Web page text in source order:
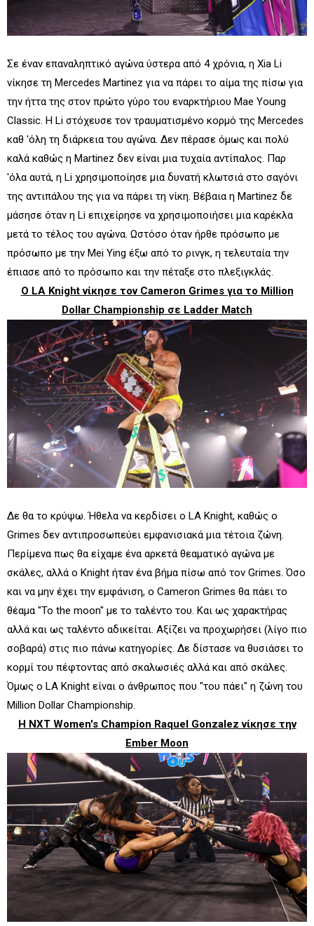
Σε έναν επαναληπτικό αγώνα ύστερα από 4 χρόνια, η Xia Li
νίκησε τη Mercedes Martinez για να πάρει το αίμα της πίσω για
την ήττα της στον πρώτο γύρο του εναρκτήριου Mae Young
Classic. Η Li στόχευσε τον τραυματισμένο κορμό της Mercedes
καθ 'όλη τη διάρκεια του αγώνα. Δεν πέρασε όμως και πολύ
καλά καθώς η Martinez δεν είναι μια τυχαία αντίπαλος. Παρ
'όλα αυτά, η Li χρησιμοποίησε μια δυνατή κλωτσιά στο σαγόνι
της αντιπάλου της για να πάρει τη νίκη. Βέβαια η Martinez δε
μάσησε όταν η Li επιχείρησε να χρησιμοποιήσει μια καρέκλα
μετά το τέλος του αγώνα. Ωστόσο όταν ήρθε πρόσωπο με
πρόσωπο με την Mei Ying έξω από το ρινγκ, η τελευταία την
έπιασε από το πρόσωπο και την πέταξε στο πλεξιγκλάς.
Ο LA Knight νίκησε τον Cameron Grimes για το Million
Dollar Championship σε Ladder Match
Δε θα το κρύψω. Ήθελα να κερδίσει ο LA Knight, καθώς ο
Grimes δεν αντιπροσωπεύει εμφανισιακά μια τέτοια ζώνη.
Περίμενα πως θα είχαμε ένα αρκετά θεαματικό αγώνα με
σκάλες, αλλά ο Knight ήταν ένα βήμα πίσω από τον Grimes. Όσο
και να μην έχει την εμφάνιση, ο Cameron Grimes θα πάει το
θέαμα "To the moon" με το ταλέντο του. Και ως χαρακτήρας
αλλά και ως ταλέντο αδικείται. Αξίζει να προχωρήσει (λίγο πιο
σοβαρά) στις πιο πάνω κατηγορίες. Δε δίστασε να θυσιάσει το
κορμί του πέφτοντας από σκαλωσιές αλλά και από σκάλες.
Όμως ο LA Knight είναι ο άνθρωπος που "του πάει" η ζώνη του
Million Dollar Championship.
Η NXT Women's Champion Raquel Gonzalez νίκησε την
Ember Moon